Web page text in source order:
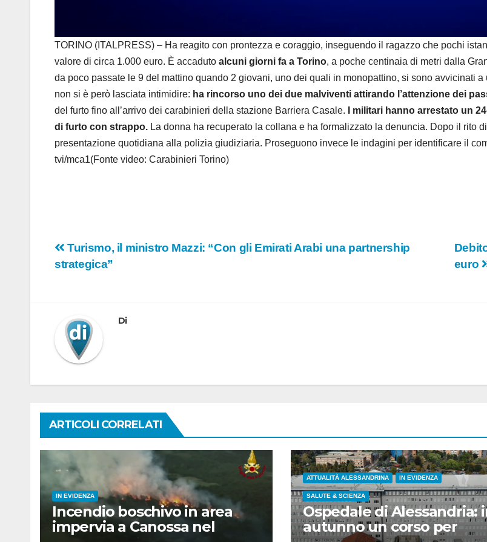
e
o
TORINO (ITALPRESS) – Ha reagito con prontezza e coraggio, inseguendo il ragazzo che pochi
valore di circa 1.000 euro. È accaduto alcuni giorni fa a Torino, a poche centinaia di metri dalla
da poco passate le 9 del mattino quando 2 giovani, uno dei quali in monopattino, si sono avvicinati a
non si è però lasciata intimidire: ha rincorso uno dei due malviventi attirando l’attenzione dei
del furto fino all’arrivo dei carabinieri della stazione Barriera Casale.
I militari hanno arrestato un
di furto con strappo. La donna ha recuperato la collana e ha formalizzato la denuncia. Dopo il rito
presentazione quotidiana alla polizia giudiziaria. Proseguono invece le indagini per identificare il
tvi/mca1(Fonte video: Carabinieri Torino)
Navigazione
articoli
euro
Turismo, il ministro Mazzi: “Con gli Emirati Arabi una partnership
strategica”
Di
ARTICOLI CORRELATI
IN EVIDENZA
Incendio boschivo in area
impervia a Canossa nel
ATTUALITÀ ALESSANDRINA IN EVIDENZA
SALUTE & SCIENZA
Ospedale di Alessandria:
autunno un corso per